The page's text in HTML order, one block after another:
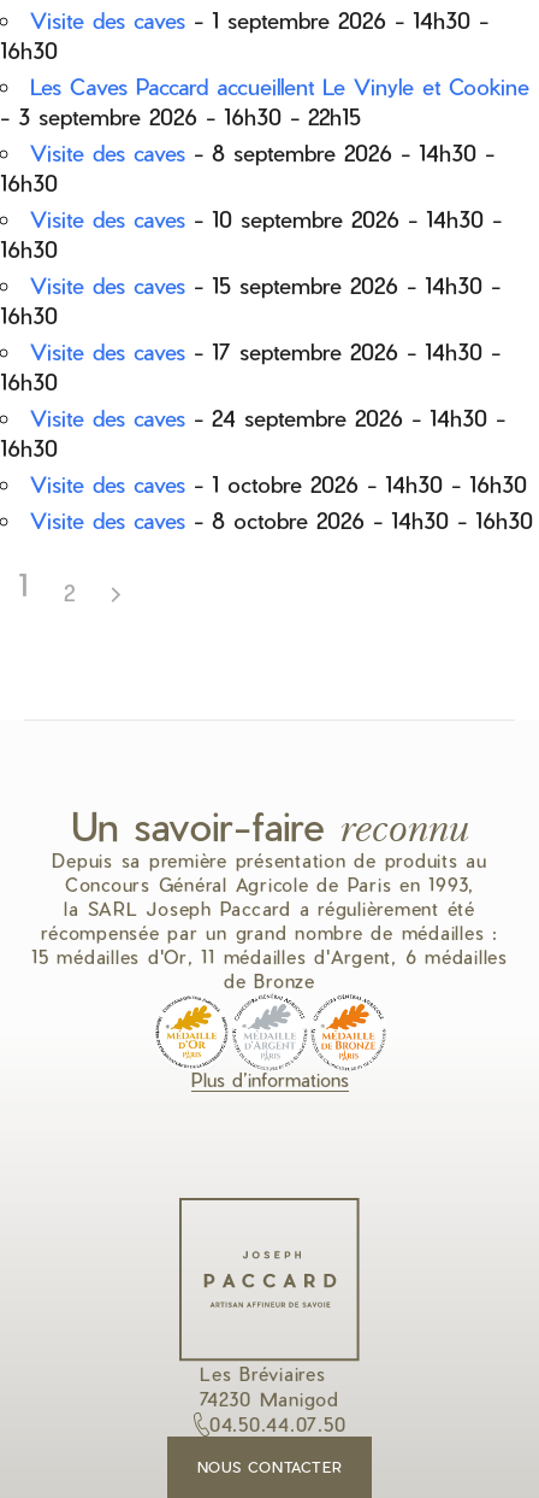
Visite des caves - 1 septembre 2026 - 14h30 -
16h30
Les Caves Paccard accueillent Le Vinyle et Cookine
- 3 septembre 2026 - 16h30 - 22h15
Visite des caves - 8 septembre 2026 - 14h30 -
16h30
Visite des caves - 10 septembre 2026 - 14h30 -
16h30
Visite des caves - 15 septembre 2026 - 14h30 -
16h30
Visite des caves - 17 septembre 2026 - 14h30 -
16h30
Visite des caves - 24 septembre 2026 - 14h30 -
16h30
Visite des caves - 1 octobre 2026 - 14h30 - 16h30
Visite des caves - 8 octobre 2026 - 14h30 - 16h30
1 2
Un savoir-faire reconnu
Depuis sa première présentation de produits au
Concours Général Agricole de Paris en 1993,
la SARL Joseph Paccard a régulièrement été
récompensée par un grand nombre de médailles :
15 médailles d'Or, 11 médailles d'Argent, 6 médailles
de Bronze
Plus d’informations
Les Bréviaires
74230 Manigod
04.50.44.07.50
NOUS CONTACTER